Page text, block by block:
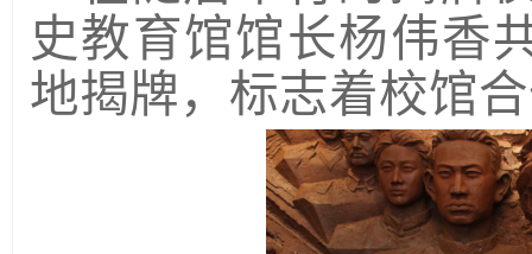
史教育馆馆长杨伟香
地揭牌，标志着校馆